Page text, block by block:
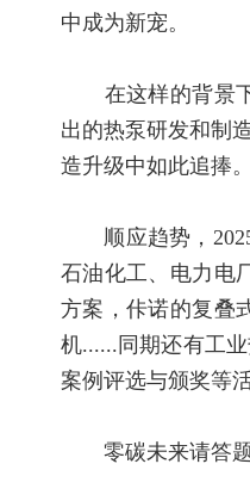
中成为新宠。
在这样的背景下
出的热泵研发和制
造升级中如此追捧
顺应趋势，2025
石油化工、电力电
方案，佧诺的复叠
机......同期还有工
案例评选与颁奖等
零碳未来请答题